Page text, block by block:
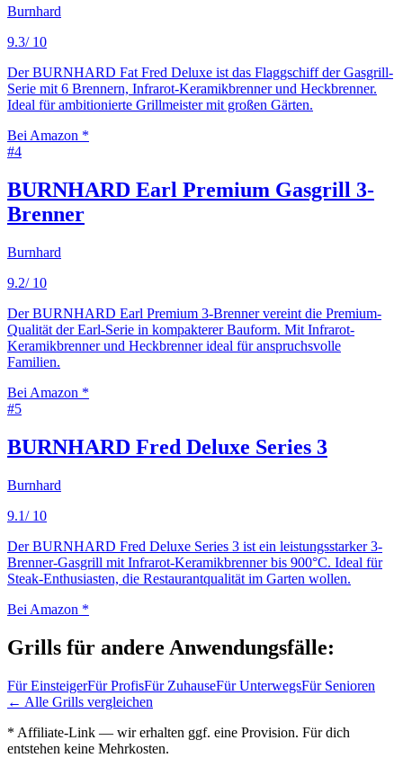
Burnhard
9.3/ 10
Der BURNHARD Fat Fred Deluxe ist das Flaggschiff der Gasgrill-
Serie mit 6 Brennern, Infrarot-Keramikbrenner und Heckbrenner.
Ideal für ambitionierte Grillmeister mit großen Gärten.
Bei Amazon *
#4
BURNHARD Earl Premium Gasgrill 3-
Brenner
Burnhard
9.2/ 10
Der BURNHARD Earl Premium 3-Brenner vereint die Premium-
Qualität der Earl-Serie in kompakterer Bauform. Mit Infrarot-
Keramikbrenner und Heckbrenner ideal für anspruchsvolle
Familien.
Bei Amazon *
#5
BURNHARD Fred Deluxe Series 3
Burnhard
9.1/ 10
Der BURNHARD Fred Deluxe Series 3 ist ein leistungsstarker 3-
Brenner-Gasgrill mit Infrarot-Keramikbrenner bis 900°C. Ideal für
Steak-Enthusiasten, die Restaurantqualität im Garten wollen.
Bei Amazon *
Grills für andere Anwendungsfälle:
FürEinsteigerFürProfisFür ZuhauseFürUnterwegsFür Senioren
← Alle Grills vergleichen
* Affiliate-Link — wir erhalten ggf. eine Provision. Für dich
entstehen keine Mehrkosten.